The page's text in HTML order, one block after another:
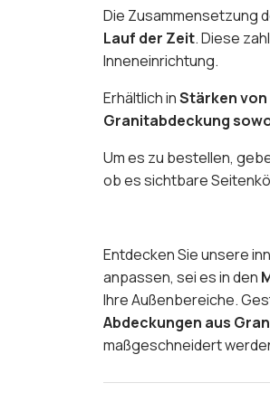
Die Zusammensetzung
Lauf der Zeit. Diese
Inneneinrichtung.
Erhältlich inStärken von
Granitabdeckung
Um es zu bestellen,
ob es sichtbare
Entdecken Sie unsere
anpassen, sei es in den
Ihre Außenbereiche.
Abdeckungen aus
maßgeschneidert